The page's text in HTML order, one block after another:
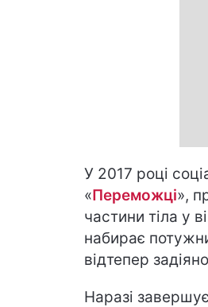
У 2017 році
«Переможці»,
частини тіла у
набирає
відтепер
Наразі